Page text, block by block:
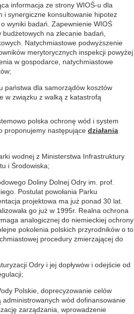
informacja ze strony WIOŚ-u dla
i synergiczne konsultowanie hipotez
wyniki badań. Zapewnienie WIOŚ
na zlecanie badań,
Natychmiastowe podwyższenie
merytorycznych inspekcji powyżej
w gospodarce, natychmiastowe
państwa dla samorządów kosztów
w związku z walką z katastrofą
polska ochronę wód i system
proponujemy następujące działania
wodnej z Ministerstwa Infrastruktury
i Środowiska;
Doliny Dolnej Odry im. prof.
Postulat powołania Parku
projektowa ma już ponad 30 lat.
go już w 1995r. Realna ochrona
analogicznej do niemieckiej ochrony
pokolenia polskich przyrodników o to
procedury zmierzającej do
Odry i jej dopływów i odejście od
Polskie, doprecyzowanie celów
administrowanych wód dofinansowanie
zarządzania, wprowadzenie